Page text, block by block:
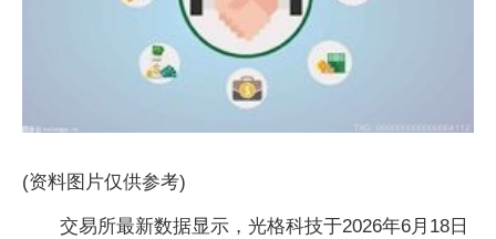
(资料图片仅供参考)
交易所最新数据显示，光格科技于2026年6月18日